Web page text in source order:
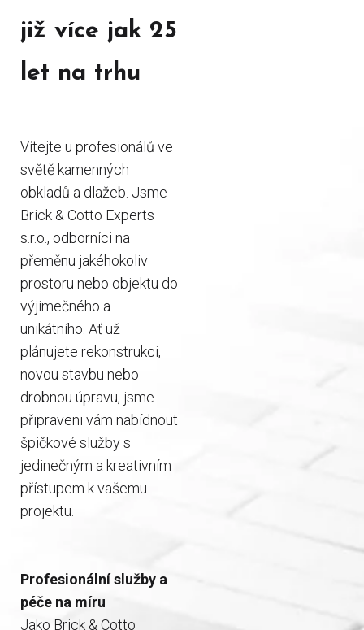
již více jak 25
let na trhu
Vítejte u profesionálů ve
světě kamenných
obkladů a dlažeb. Jsme
Brick & Cotto Experts
s.r.o., odborníci na
přeměnu jakéhokoliv
prostoru nebo objektu do
výjimečného a
unikátního. Ať už
plánujete rekonstrukci,
novou stavbu nebo
drobnou úpravu, jsme
připraveni vám nabídnout
špičkové služby s
jedinečným a kreativním
přístupem k vašemu
projektu.
Profesionální služby a
péče na míru
Jako Brick & Cotto